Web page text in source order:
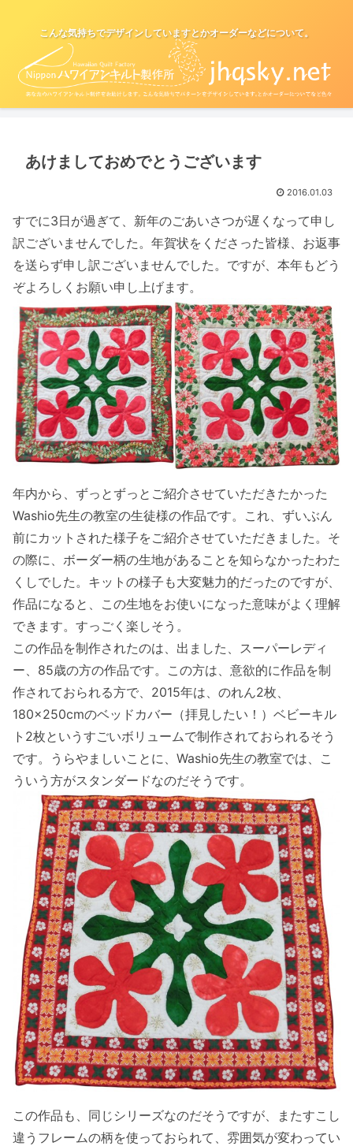
こんな気持ちでデザインしていますとかオーダーなどについて。
あけましておめでとうございます
2016.01.03
すでに3日が過ぎて、新年のごあいさつが遅くなって申し
訳ございませんでした。年賀状をくださった皆様、お返事
を送らず申し訳ございませんでした。ですが、本年もどう
ぞよろしくお願い申し上げます。
年内から、ずっとずっとご紹介させていただきたかった
Washio先生の教室の生徒様の作品です。これ、ずいぶん
前にカットされた様子をご紹介させていただきました。そ
の際に、ボーダー柄の生地があることを知らなかったわた
くしでした。キットの様子も大変魅力的だったのですが、
作品になると、この生地をお使いになった意味がよく理解
できます。すっごく楽しそう。
この作品を制作されたのは、出ました、スーパーレディ
ー、85歳の方の作品です。この方は、意欲的に作品を制
作されておられる方で、2015年は、のれん2枚、
180×250cmのベッドカバー（拝見したい！）ベビーキル
ト2枚というすごいボリュームで制作されておられるそう
です。うらやましいことに、Washio先生の教室では、こ
ういう方がスタンダードなのだそうです。
この作品も、同じシリーズなのだそうですが、またすこし
違うフレームの柄を使っておられて、雰囲気が変わってい